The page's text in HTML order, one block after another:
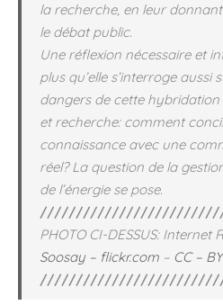
la recherche, en leur
le débat public.
Une réflexion nécessaire et
plus qu’elle s’interroge aussi
dangers de cette
et recherche: comment
connaissance avec une
réel? La question de la
de l’énergie se pose.
PHOTO CI-DESSUS: Internet
Soosay – flickr.com – CC –